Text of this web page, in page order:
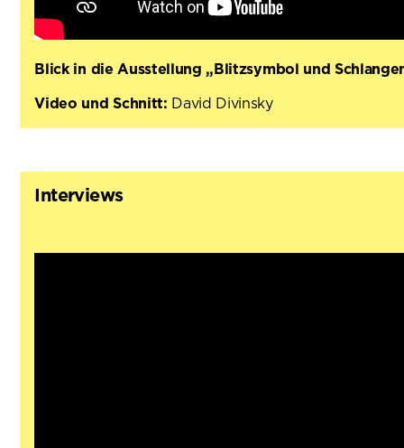
Blick in die Ausstellung „Blitzsymbol und
Video und Schnitt: David Divinsky
Interviews